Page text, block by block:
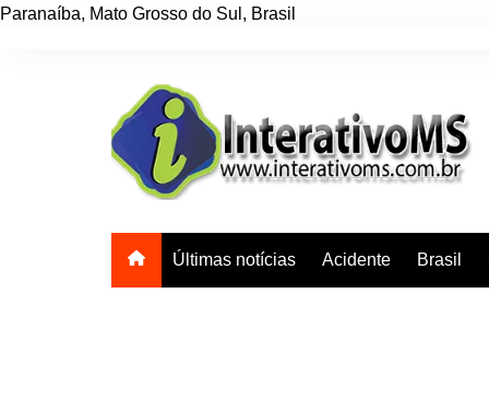
Paranaíba, Mato Grosso do Sul , Brasil
Últimas notícias Acidente Brasil